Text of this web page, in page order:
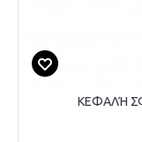
ΚΕΦΑΛΉ